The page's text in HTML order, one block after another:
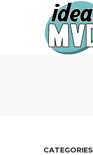
Ideas
Ideas
CATEGORIES